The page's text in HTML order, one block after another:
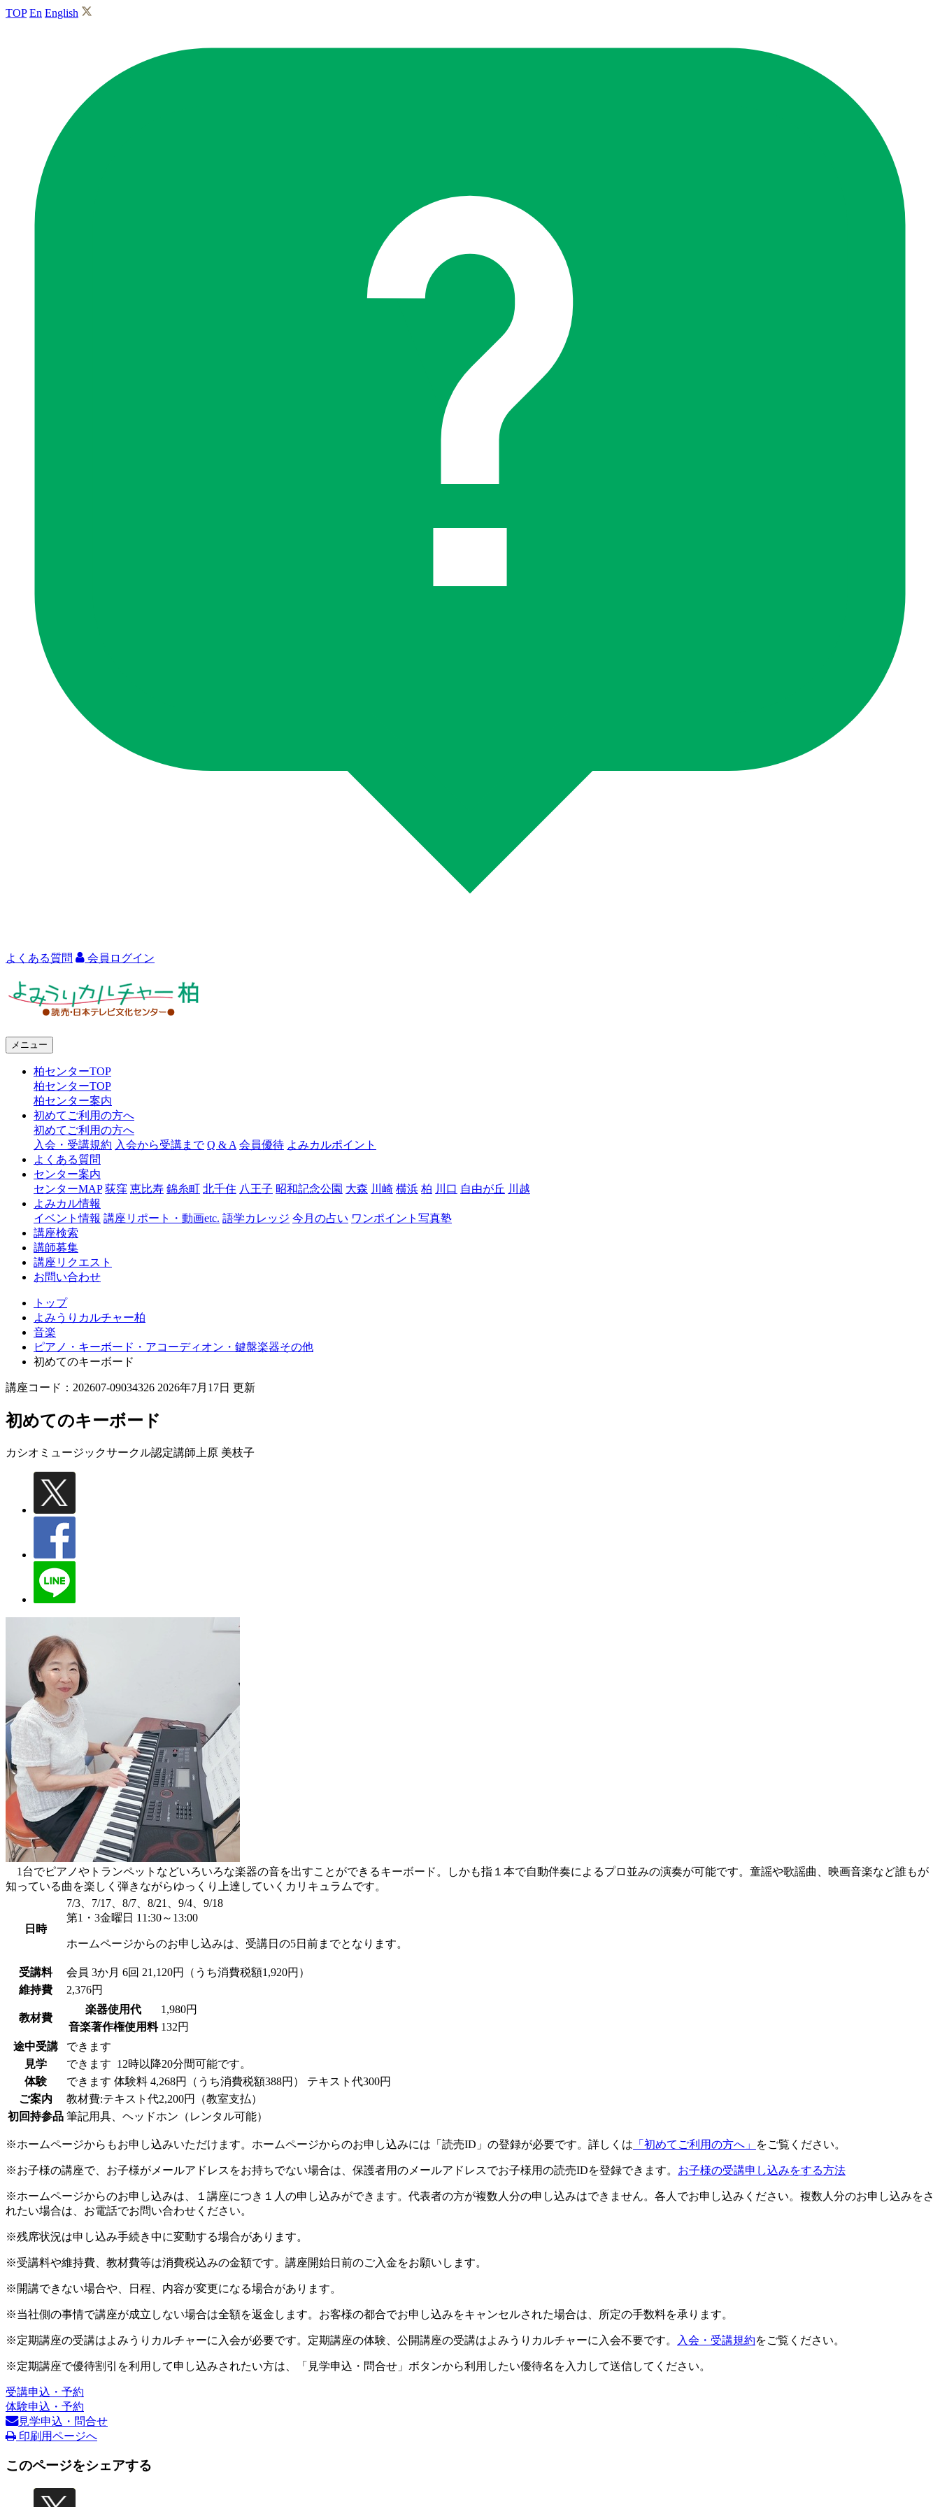
TOP En English
よくある質問 会員ログイン
ャ
柏
メニュー
柏センターTOP
柏センターTOP
柏センター案内
初めてご利用の方へ
初めてご利用の方へ
入会・受講規約 入会から受講まで Q & A 会員優待 よみカルポイント
よくある質問
センター案内
センターMAP 荻窪 恵比寿 錦糸町 北千住 八王子 昭和記念公園 大森 川崎 横浜 柏 川口 自由が丘 川越
よみカル情報
イベント情報 講座リポート・動画etc. 語学カレッジ 今月の占い ワンポイント写真塾
講座検索
講師募集
講座リクエスト
お問い合わせ
トップ
よみうりカルチャー柏
音楽
ピアノ・キーボード・アコーディオン・鍵盤楽器その他
初めてのキーボード
講座コード：202607-09034326 2026年7月17日 更新
初めてのキーボード
カシオミュージックサークル認定講師 上原 美枝子
1台でピアノやトランペットなどいろいろな楽器の音を出すことができるキーボード。しかも指１本で自動伴奏によるプロ並みの演奏が可能です。童謡や歌謡曲、映画音楽など誰もが
知っている曲を楽しく弾きながらゆっくり上達していくカリキュラムです。
日時
7/3、7/17、8/7、8/21、9/4、9/18
第1・3金曜日 11:30～13:00
ホームページからのお申し込みは、受講日の5日前までとなります。
受講料 会員 3か月 6回 21,120円（うち消費税額1,920円）
維持費
2,376円
教材費
楽器使用代
1,980円
音楽著作権使用料 132円
途中受講
できます
見学
できます 12時以降20分間可能です。
体験
できます 体験料 4,268円（うち消費税額388円） テキスト代300円
ご案内
教材費:テキスト代2,200円（教室支払）
初回持参品 筆記用具、ヘッドホン（レンタル可能）
※ホームページからもお申し込みいただけます。ホームページからのお申し込みには「読売ID」の登録が必要です。詳しくは 「初めてご利用の方へ」 をご覧ください。
※お子様の講座で、お子様がメールアドレスをお持ちでない場合は、保護者用のメールアドレスでお子様用の読売IDを登録できます。 お子様の受講申し込みをする方法
※ホームページからのお申し込みは、１講座につき１人の申し込みができます。代表者の方が複数人分の申し込みはできません。各人でお申し込みください。複数人分のお申し込みをさ
れたい場合は、お電話でお問い合わせください。
※残席状況は申し込み手続き中に変動する場合があります。
※受講料や維持費、教材費等は消費税込みの金額です。講座開始日前のご入金をお願いします。
※開講できない場合や、日程、内容が変更になる場合があります。
※当社側の事情で講座が成立しない場合は全額を返金します。お客様の都合でお申し込みをキャンセルされた場合は、所定の手数料を承ります。
※定期講座の受講はよみうりカルチャーに入会が必要です。定期講座の体験、公開講座の受講はよみうりカルチャーに入会不要です。 入会・受講規約をご覧ください。
※定期講座で優待割引を利用して申し込みされたい方は、「見学申込・問合せ」ボタンから利用したい優待名を入力して送信してください。
受講申込・予約
体験申込・予約
見学申込・問合せ
印刷用ページへ
このページをシェアする